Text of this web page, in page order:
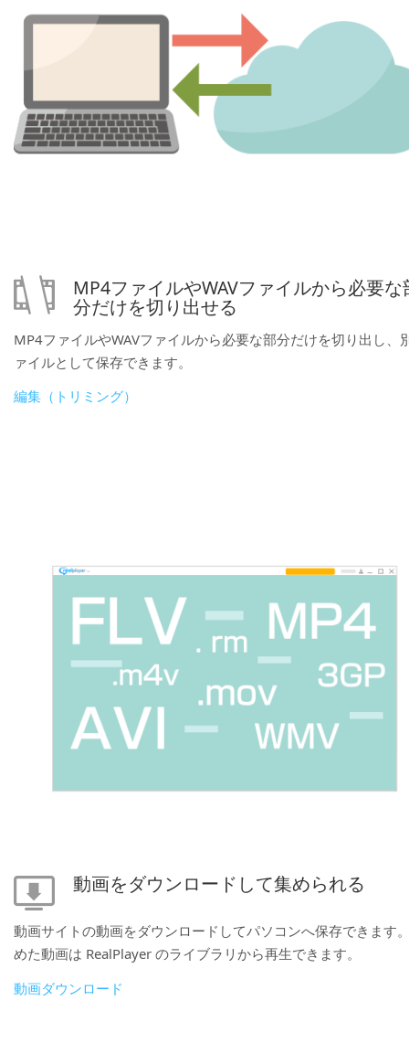
MP4ファイルやWAVファイルから必要な
分だけを切り出せる
MP4ファイルやWAVファイルから必要な部分だけを切り出し、
ァイルとして保存できます。
編集（トリミング）
動画をダウンロードして集められる
動画サイトの動画をダウンロードしてパソコンへ保存できます
めた動画は RealPlayer のライブラリから再生できます。
動画ダウンロード